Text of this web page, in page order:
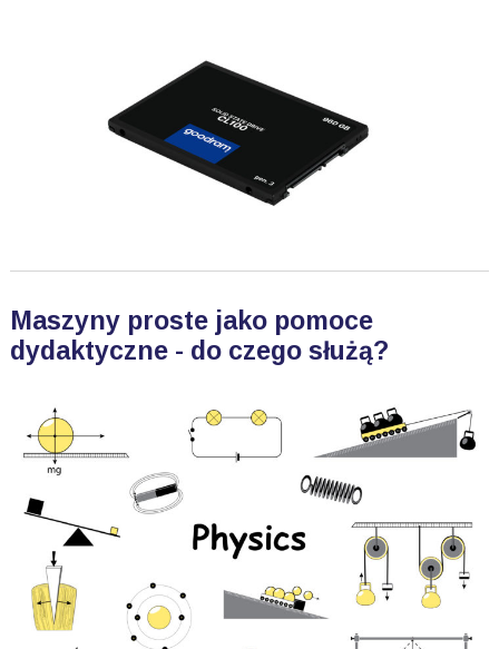
Maszyny proste jako pomoce
dydaktyczne - do czego służą?